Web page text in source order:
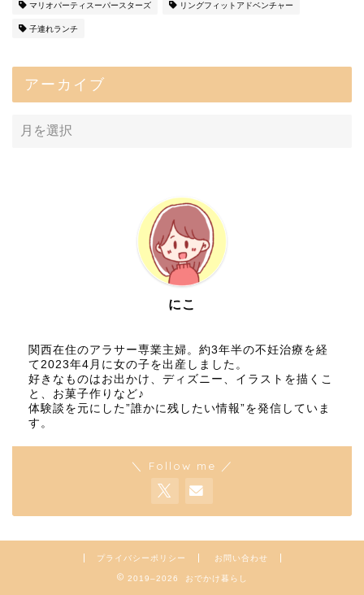
マリオパーティスーパースターズ リングフィットアドベンチャー
子連れランチ
アーカイブ
にこ
関西在住のアラサー専業主婦。約3年半の不妊治療を経
て2023年4月に女の子を出産しました。
好きなものはお出かけ、ディズニー、イラストを描くこ
と、お菓子作りなど♪
体験談を元にした”誰かに残したい情報”を発信していま
す。
＼ Follow me ／
プライバシーポリシー お問い合わせ
2019–2026 おでかけ暮らし